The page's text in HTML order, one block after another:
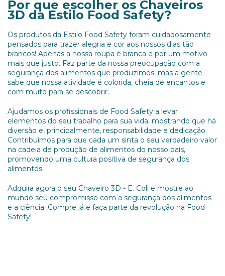
Por que escolher os Chaveiros
3D da Estilo Food Safety?
Os produtos da Estilo Food Safety foram cuidadosamente
pensados para trazer alegria e cor aos nossos dias tão
brancos! Apenas a nossa roupa é branca e por um motivo
mais que justo. Faz parte da nossa preocupação com a
segurança dos alimentos que produzimos, mas a gente
sabe que nossa atividade é colorida, cheia de encantos e
com muito para se descobrir.
Ajudamos os profissionais de Food Safety a levar
elementos do seu trabalho para sua vida, mostrando que há
diversão e, principalmente, responsabilidade e dedicação.
Contribuímos para que cada um sinta o seu verdadeiro valor
na cadeia de produção de alimentos do nosso país,
promovendo uma cultura positiva de segurança dos
alimentos.
Adquira agora o seu Chaveiro 3D - E. Coli e mostre ao
mundo seu compromisso com a segurança dos alimentos
e a ciência. Compre já e faça parte da revolução na Food
Safety!